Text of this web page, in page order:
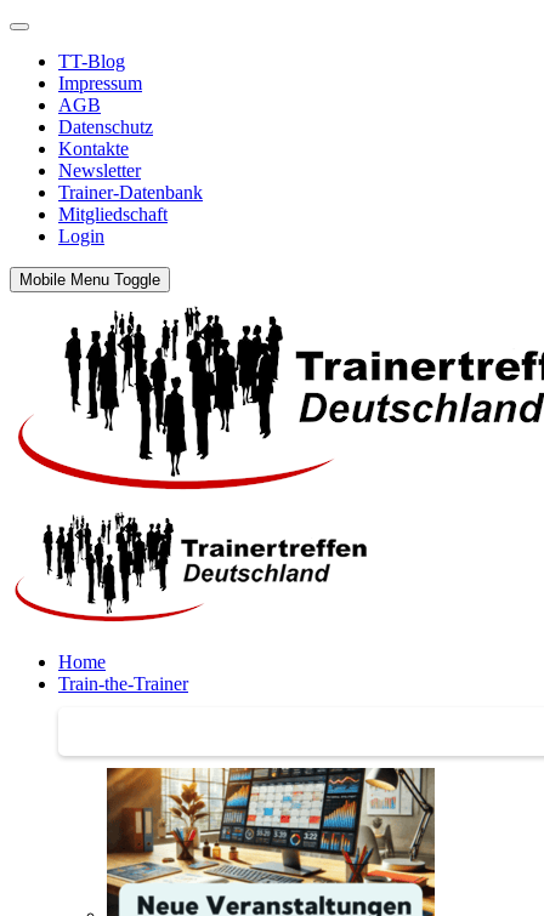
TT-Blog
Impressum
AGB
Datenschutz
Kontakte
Newsletter
Trainer-Datenbank
Mitgliedschaft
Login
Mobile Menu Toggle
Home
Train-the-Trainer